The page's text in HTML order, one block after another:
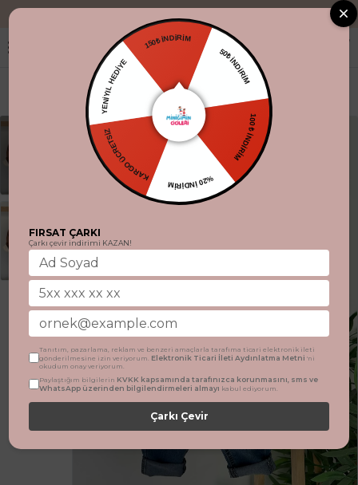
"Aynı gün
150₺ İNDİRİM
50₺ İNDİRİM
100 ₺ İNDİRİM
%20 İNDİRİM
KARGO ÜCRETSİZ
YENİYIL HEDİYE
FIRSAT ÇARKI
Çarkı çevir indirimi KAZAN!
Tanıtım, pazarlama, reklam ve benzeri amaçlarla tarafıma ticari elektronik ileti
gönderilmesine izin veriyorum. Elektronik Ticari İleti Aydınlatma Metni 'ni
okudum onay veriyorum.
Paylaştığım bilgilerin KVKK kapsamında tarafınızca korunmasını, sms ve
WhatsApp üzerinden bilgilendirmeleri almayı kabul ediyorum.
Çarkı Çevir